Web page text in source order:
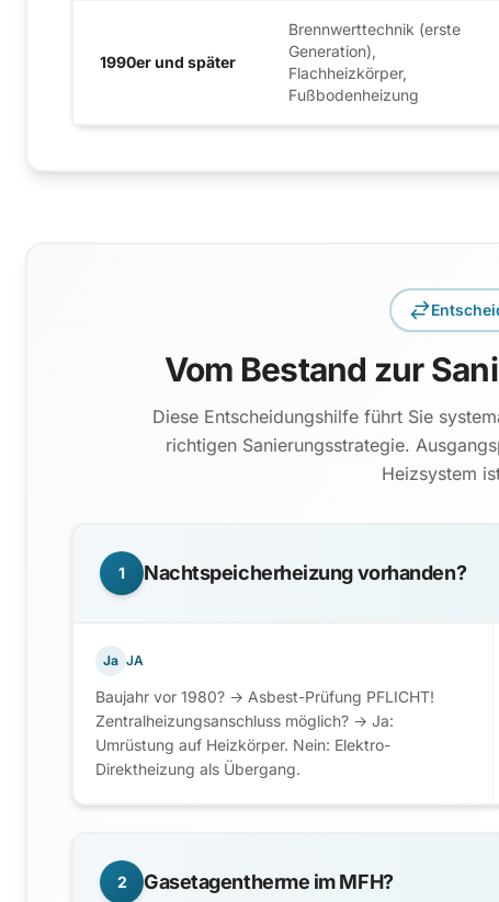
1990er und später
Brennwerttechnik (erste
Generation),
Flachheizkörper,
Fußbodenheizung
Vom Bestand zur
Diese Entscheidungshilfe führt Sie
richtigen Sanierungsstrategie.
Heizsystem
1 Nachtspeicherheizung vorhanden?
Ja JA
Baujahr vor 1980? → Asbest-Prüfung PFLICHT!
Zentralheizungsanschluss möglich? → Ja:
Umrüstung auf Heizkörper. Nein: Elektro-
Direktheizung als Übergang.
2 Gasetagentherme im MFH?